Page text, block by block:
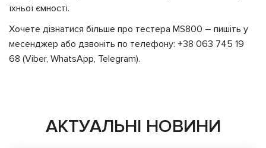
їхньої ємності.
Хочете дізнатися більше про тестера MS800 – пишіть у
месенджер або дзвоніть по телефону: +38 063 745 19
68 (Viber, WhatsApp, Telegram).
АКТУАЛЬНІ НОВИНИ